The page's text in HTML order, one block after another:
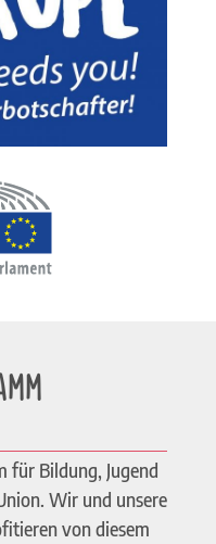
für Bildung, Jugend
Wir und unsere
von diesem